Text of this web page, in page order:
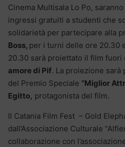
Cinema Multisala Lo Po,
ingressi gratuiti a studenti che
solidarietà per partecipare alla
Boss, per i turni delle ore 20.30
20.30 sarà proiettato il film fuori
amore di Pif. La proiezione sarà
del Premio Speciale “Miglior
Egitto, protagonista del film.
Il Catania Film Fest – Gold
dall’Associazione Culturale
collaborazione con